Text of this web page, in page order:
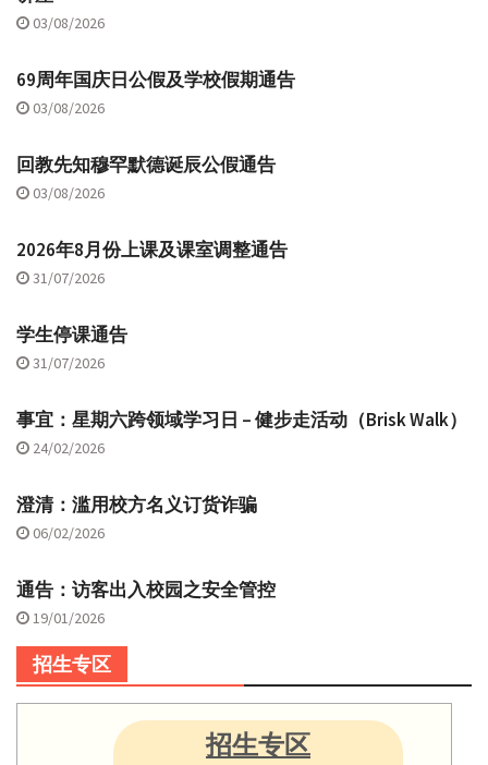
03/08/2026
69周年国庆日公假及学校假期通告
03/08/2026
回教先知穆罕默德诞辰公假通告
03/08/2026
2026年8月份上课及课室调整通告
31/07/2026
学生停课通告
31/07/2026
事宜：星期六跨领域学习日 – 健步走活动（Brisk Walk）
24/02/2026
澄清：滥用校方名义订货诈骗
06/02/2026
通告：访客出入校园之安全管控
19/01/2026
招生专区
招生专区